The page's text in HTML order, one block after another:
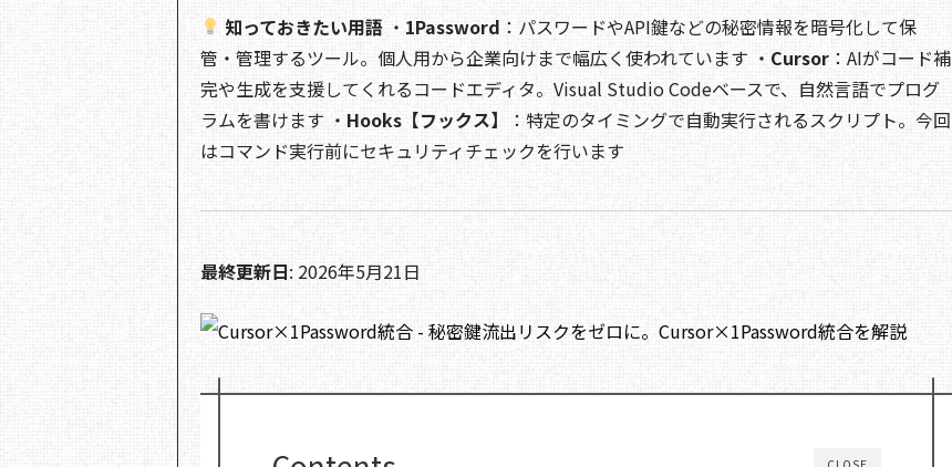
知っておきたい用語 ・ 1Password ：パスワードやAPI鍵などの秘密情報を暗号化して保
管・管理するツール。個人用から企業向けまで幅広く使われています ・ Cursor ：AIがコード補
完や生成を支援してくれるコードエディタ。Visual Studio Codeベースで、自然言語でプログ
ラムを書けます ・ Hooks【フックス】
：特定のタイミングで自動実行されるスクリプト。今回
はコマンド実行前にセキュリティチェックを行います
最終更新日: 2026年5月21日